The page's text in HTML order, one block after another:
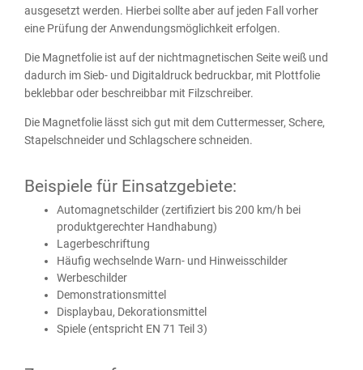
ausgesetzt werden. Hierbei sollte aber auf jeden Fall vorher
eine Prüfung der Anwendungsmöglichkeit erfolgen.
Die Magnetfolie ist auf der nichtmagnetischen Seite weiß und
dadurch im Sieb- und Digitaldruck bedruckbar, mit Plottfolie
beklebbar oder beschreibbar mit Filzschreiber.
Die Magnetfolie lässt sich gut mit dem Cuttermesser, Schere,
Stapelschneider und Schlagschere schneiden.
Beispiele für Einsatzgebiete:
Automagnetschilder (zertifiziert bis 200 km/h bei
produktgerechter Handhabung)
Lagerbeschriftung
Häufig wechselnde Warn- und Hinweisschilder
Werbeschilder
Demonstrationsmittel
Displaybau, Dekorationsmittel
Spiele (entspricht EN 71 Teil 3)